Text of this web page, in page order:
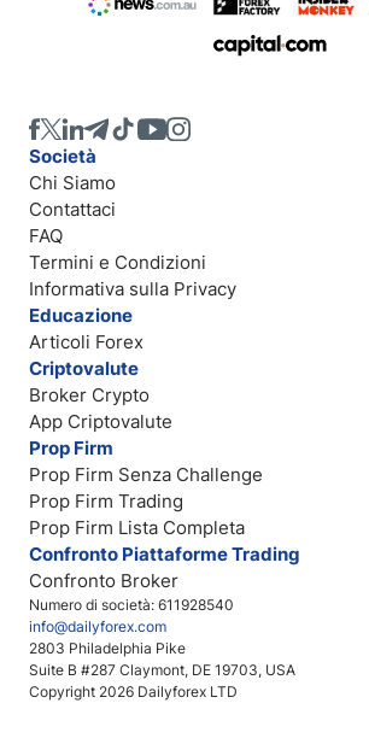
Numero di società: 611928540
info@dailyforex.com
2803 Philadelphia Pike
Suite B #287 Claymont, DE 19703, USA
Copyright 2026 Dailyforex LTD
Società
Chi Siamo
Contattaci
FAQ
Termini e Condizioni
Informativa sulla Privacy
Educazione
Articoli Forex
Criptovalute
Broker Crypto
App Criptovalute
Prop Firm
Prop Firm Senza Challenge
Prop Firm Trading
Prop Firm Lista Completa
Confronto Piattaforme Trading
Confronto Broker